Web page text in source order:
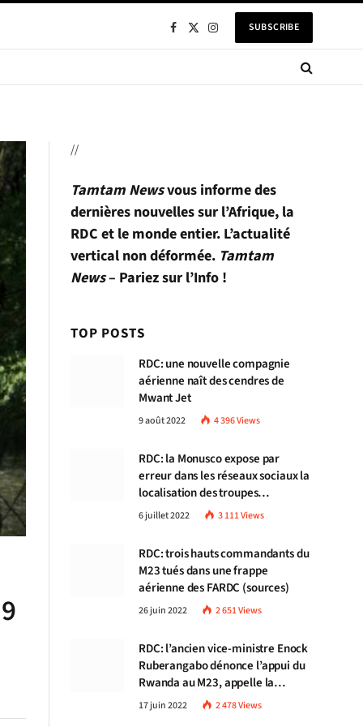
Facebook
X
InstagramSUBSCRIBE
//
Tamtam Newsvous informe des
dernières nouvelles sur l’Afrique, la
RDC et le monde entier. L’actualité
vertical non déformée. Tamtam
News– Pariez sur l’Info !
TOP POSTS
RDC: une nouvelle compagnie
aérienne naît des cendres de
Mwant Jet
9 août 2022 4 396Views
RDC: la Monusco expose par
erreur dans les réseaux sociaux la
localisation des troupes
congolaises
6 juillet 2022 3 111Views
RDC: trois hauts commandants du
M23 tués dans une frappe
aérienne des FARDC (sources)
26 juin 2022 2 651Views
RDC: l’ancien vice-ministre Enock
Ruberangabo dénonce l’appui du
Rwanda au M23, appelle la
communauté internationale à
stopper Kigali
17 juin 2022 2 478Views